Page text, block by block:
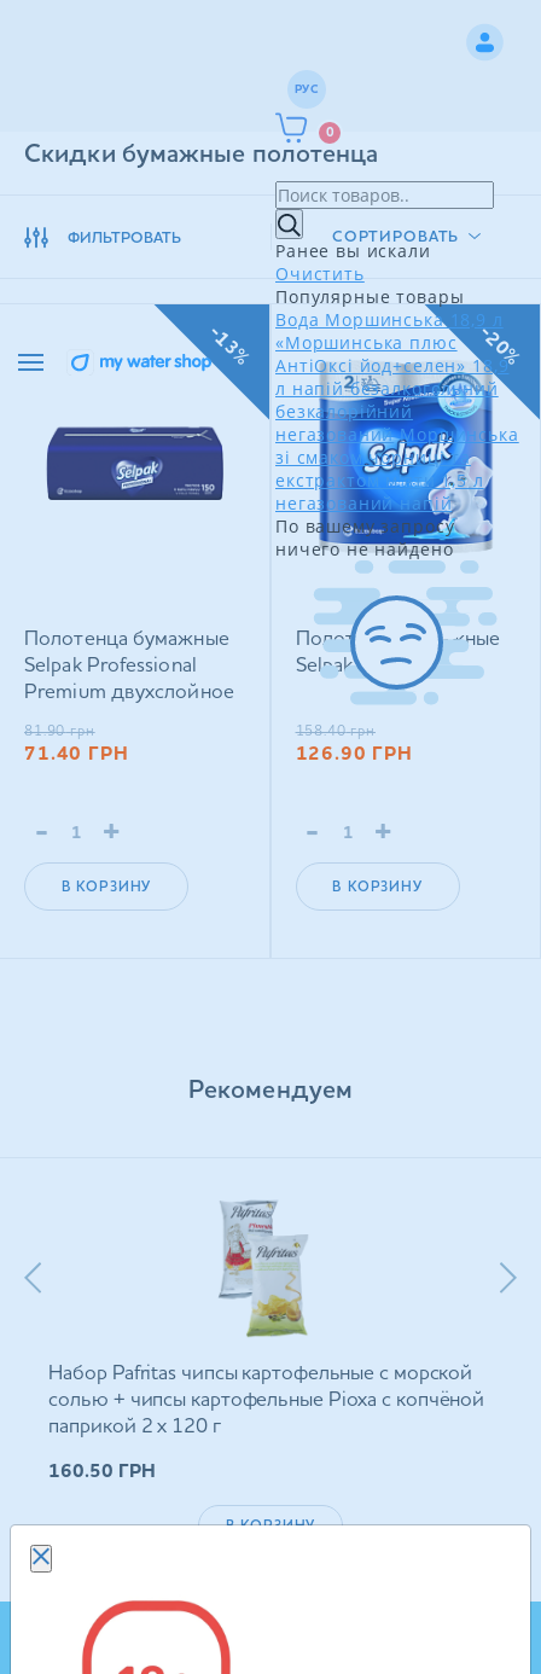
РУС
0
Ранее вы искали
Очистить
Популярные товары
Вода Моршинська 18,9 л
«Моршинська плюс
АнтіОксі йод+селен» 18,9
л напій безалкогольний
безкалорійний
негазований Моршинська
зі смаком чорниці та
екстрактом м'яти 1,5 л
негазований напій
По вашему запросу
ничего не найдено
Скидки бумажные полотенца
ФИЛЬТРОВАТЬ СОРТИРОВАТЬ
Полотенца бумажные
Selpak Professional
Premium двухслойное
81.90 грн
71.40 ГРН
- +
В КОРЗИНУ
-13%
Полотенца бумажные
Selpak 2 рулона
158.40 грн
126.90 ГРН
- +
В КОРЗИНУ
-20%
Рекомендуем
Набор Pafritas чипсы картофельные с морской
солью + чипсы картофельные Ріоха с копчёной
паприкой 2 х 120 г
160.50 ГРН
В КОРЗИНУ